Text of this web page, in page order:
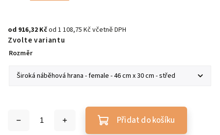
od 916,32 Kčod 1 108,75 Kčvčetně DPH
Zvolte variantu
Rozměr
Přidat do košíku